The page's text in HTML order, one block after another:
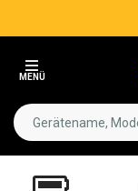
MENÜ